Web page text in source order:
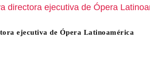
ejecutiva de Ópera Latinoamérica